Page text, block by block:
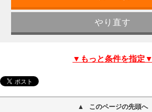
▼もっと条件を指定▼
このページの先頭へ